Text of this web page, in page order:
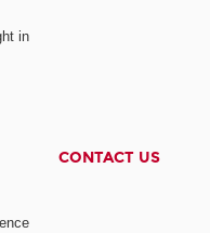
in
CONTACT US